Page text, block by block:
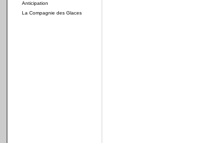
Anticipation
La Compagnie des Glaces